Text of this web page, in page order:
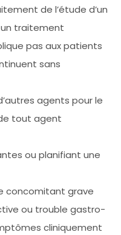
de l’étude d’un
traitement
pas aux patients
sans
agents pour le
tout agent
ou planifiant une
concomitant grave
ou trouble gastro-
cliniquement